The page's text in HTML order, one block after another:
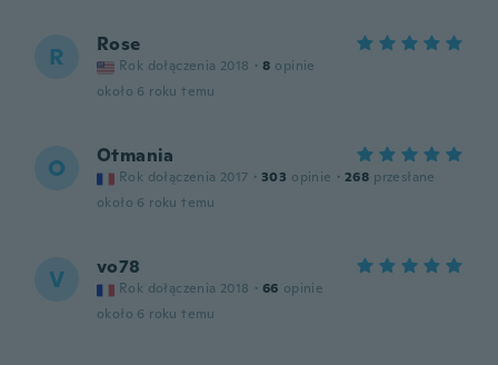
R Rose
Rok dołączenia 2018 · 8 opinie
około 6 roku temu
O Otmania
Rok dołączenia 2017 · 303 opinie · 268 przesłane
około 6 roku temu
V vo78
Rok dołączenia 2018 · 66 opinie
około 6 roku temu